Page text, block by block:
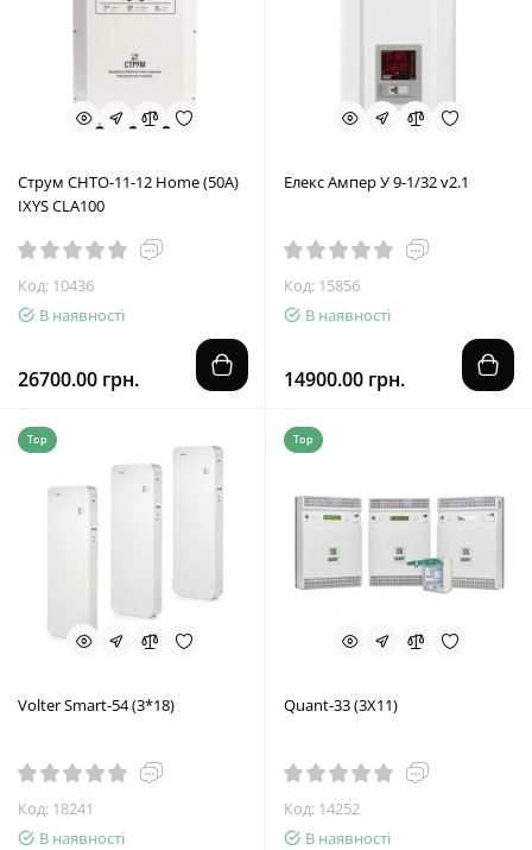
Струм СНТО-11-12 Home (50А)
IXYS CLA100
Код: 10436
В наявності
26700.00 грн.
Елекс Ампер У 9-1/32 v2.1
Код: 15856
В наявності
14900.00 грн.
Top
Volter Smart-54 (3*18)
Код: 18241
В наявності
Top
Quant-33 (3Х11)
Код: 14252
В наявності